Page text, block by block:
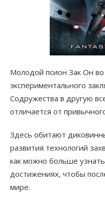
Молодой псион Зак Он
экспериментального
Содружества в другую
отличается от
Здесь обитают
развития технологий
как можно больше
достижениях, чтобы
мире.